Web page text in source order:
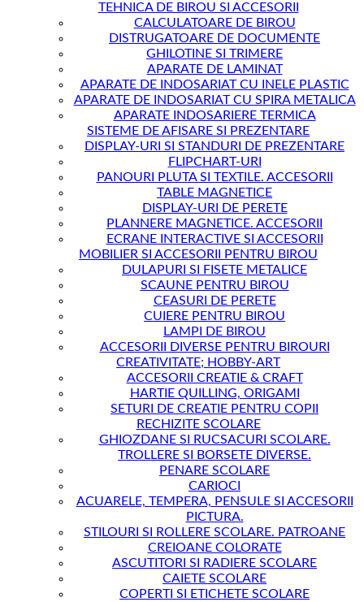
TEHNICA DE BIROU SI ACCESORII
CALCULATOARE DE BIROU
DISTRUGATOARE DE DOCUMENTE
GHILOTINE SI TRIMERE
APARATE DE LAMINAT
APARATE DE INDOSARIAT CU INELE PLASTIC
APARATE DE INDOSARIAT CU SPIRA METALICA
APARATE INDOSARIERE TERMICA
SISTEME DE AFISARE SI PREZENTARE
DISPLAY-URI SI STANDURI DE PREZENTARE
FLIPCHART-URI
PANOURI PLUTA SI TEXTILE. ACCESORII
TABLE MAGNETICE
DISPLAY-URI DE PERETE
PLANNERE MAGNETICE. ACCESORII
ECRANE INTERACTIVE SI ACCESORII
MOBILIER SI ACCESORII PENTRU BIROU
DULAPURI SI FISETE METALICE
SCAUNE PENTRU BIROU
CEASURI DE PERETE
CUIERE PENTRU BIROU
LAMPI DE BIROU
ACCESORII DIVERSE PENTRU BIROURI
CREATIVITATE; HOBBY-ART
ACCESORII CREATIE & CRAFT
HARTIE QUILLING, ORIGAMI
SETURI DE CREATIE PENTRU COPII
RECHIZITE SCOLARE
GHIOZDANE SI RUCSACURI SCOLARE.
TROLLERE SI BORSETE DIVERSE.
PENARE SCOLARE
CARIOCI
ACUARELE, TEMPERA, PENSULE SI ACCESORII
PICTURA.
STILOURI SI ROLLERE SCOLARE. PATROANE
CREIOANE COLORATE
ASCUTITORI SI RADIERE SCOLARE
CAIETE SCOLARE
COPERTI SI ETICHETE SCOLARE